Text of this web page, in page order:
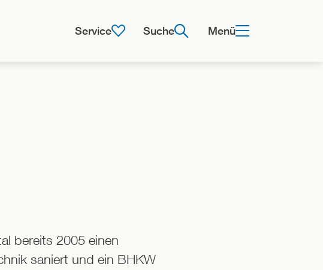
Menü
Suche
Service
bereits 2005 einen
saniert und ein BHKW